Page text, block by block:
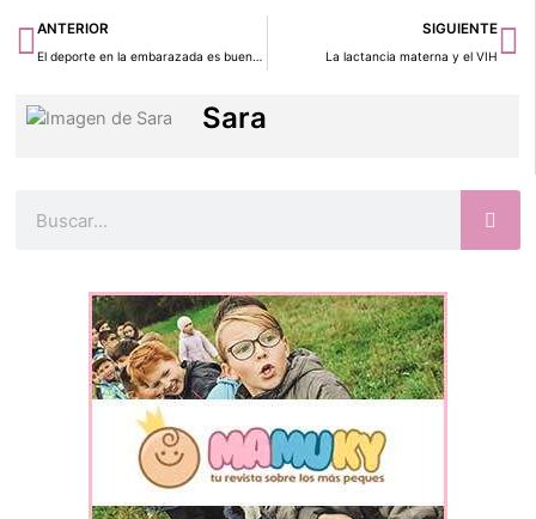
Ant
ANTERIOR
El deporte en la embarazada es bueno para el bebé
SIGUIENTE
La lactancia materna y el VIH
Sara